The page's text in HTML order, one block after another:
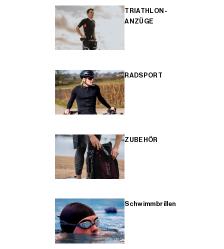
TRIATHLON-
ANZÜGE
RADSPORT
ZUBEHÖR
Schwimmbrillen